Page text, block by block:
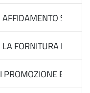
FORNITURA DEL
PROMOZIONE E